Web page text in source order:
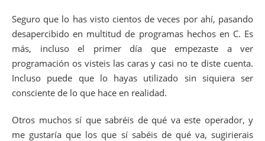
Seguro que lo has visto cientos de veces por ahí, pasando
desapercibido en multitud de programas hechos en C. Es
más, incluso el primer día que empezaste a ver
programación os visteis las caras y casi no te diste cuenta.
Incluso puede que lo hayas utilizado sin siquiera ser
consciente de lo que hace en realidad.
Otros muchos sí que sabréis de qué va este operador, y
me gustaría que los que sí sabéis de qué va, sugirierais